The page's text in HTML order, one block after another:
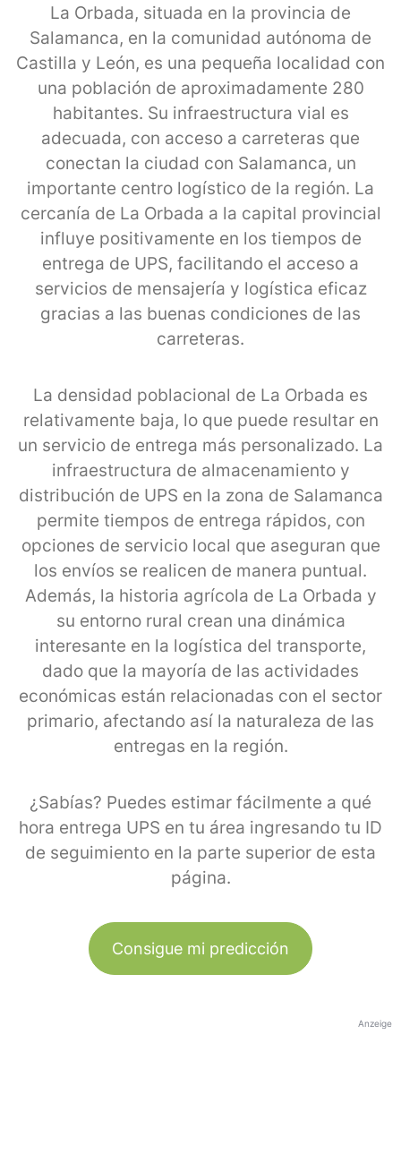
La Orbada, situada en la provincia de
Salamanca, en la comunidad autónoma de
Castilla y León, es una pequeña localidad con
una población de aproximadamente 280
habitantes. Su infraestructura vial es
adecuada, con acceso a carreteras que
conectan la ciudad con Salamanca, un
importante centro logístico de la región. La
cercanía de La Orbada a la capital provincial
influye positivamente en los tiempos de
entrega de UPS, facilitando el acceso a
servicios de mensajería y logística eficaz
gracias a las buenas condiciones de las
carreteras.
La densidad poblacional de La Orbada es
relativamente baja, lo que puede resultar en
un servicio de entrega más personalizado. La
infraestructura de almacenamiento y
distribución de UPS en la zona de Salamanca
permite tiempos de entrega rápidos, con
opciones de servicio local que aseguran que
los envíos se realicen de manera puntual.
Además, la historia agrícola de La Orbada y
su entorno rural crean una dinámica
interesante en la logística del transporte,
dado que la mayoría de las actividades
económicas están relacionadas con el sector
primario, afectando así la naturaleza de las
entregas en la región.
¿Sabías? Puedes estimar fácilmente a qué
hora entrega UPS en tu área ingresando tu ID
de seguimiento en la parte superior de esta
página.
Consigue mi predicción
Anzeige